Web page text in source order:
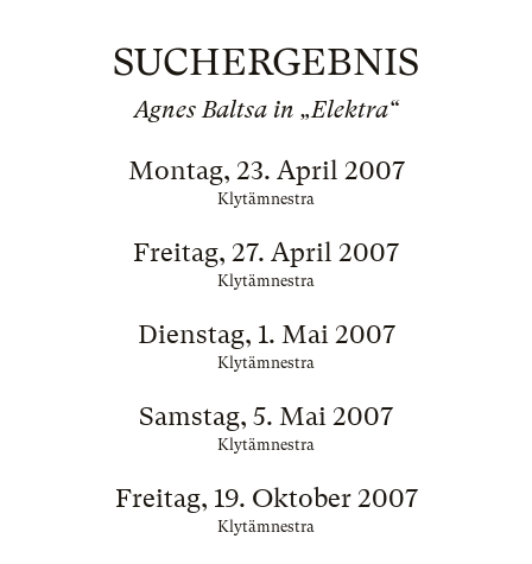
SUCHERGEBNIS
Agnes Baltsa in „Elektra“
Montag, 23. April 2007
Klytämnestra
Freitag, 27. April 2007
Klytämnestra
Dienstag, 1. Mai 2007
Klytämnestra
Samstag, 5. Mai 2007
Klytämnestra
Freitag, 19. Oktober 2007
Klytämnestra